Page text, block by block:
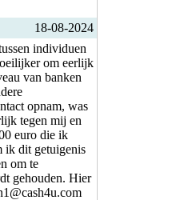
18-08-2024
individuen
om eerlijk
van banken
opnam, was
tegen mij en
euro die ik
ik dit getuigenis
om te
gehouden. Hier